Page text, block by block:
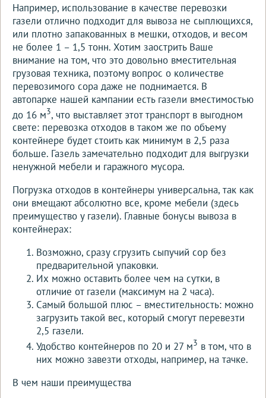
Например, использование в качестве перевозки
газели отлично подходит для вывоза не сыплющихся,
или плотно запакованных в мешки, отходов, и весом
не более 1 – 1,5 тонн. Хотим заострить Ваше
внимание на том, что это довольно вместительная
грузовая техника, поэтому вопрос о количестве
перевозимого сора даже не поднимается. В
автопарке нашей кампании есть газели вместимостью
до 16 м3, что выставляет этот транспорт в выгодном
свете: перевозка отходов в таком же по объему
контейнере будет стоить как минимум в 2,5 раза
больше. Газель замечательно подходит для выгрузки
ненужной мебели и гаражного мусора.
Погрузка отходов в контейнеры универсальна, так как
они вмещают абсолютно все, кроме мебели (здесь
преимущество у газели). Главные бонусы вывоза в
контейнерах:
Возможно, сразу сгрузить сыпучий сор без
предварительной упаковки.
Их можно оставить более чем на сутки, в
отличие от газели (максимум на 2 часа).
Самый большой плюс – вместительность: можно
загрузить такой вес, который смогут перевезти
2,5 газели.
Удобство контейнеров по 20 и 27 м3 в том, что в
них можно завезти отходы, например, на тачке.
В чем наши преимущества